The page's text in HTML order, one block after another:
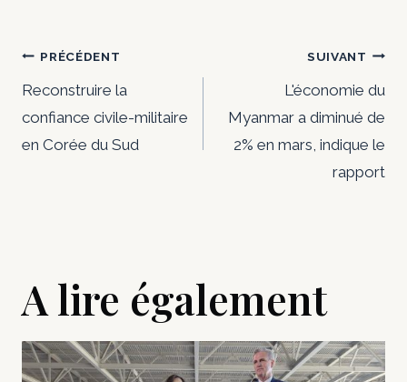
Navigation
de
l’article
PRÉCÉDENT
Reconstruire la
confiance civile-militaire
en Corée du Sud
SUIVANT
L'économie du
Myanmar a diminué de
2% en mars, indique le
rapport
A lire également